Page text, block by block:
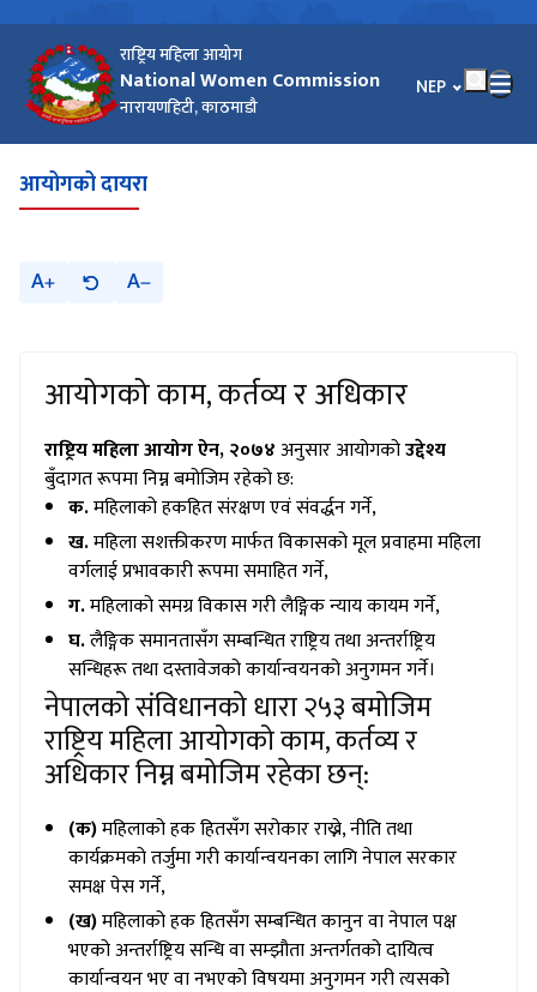
राष्ट्रिय महिला आयोग
National Women Commission
नारायणहिटी, काठमाडौ
भाषा चयन गर्नुहोस्
NEP
आयोगको दायरा
A A
आयोगको काम, कर्तव्य र अधिकार
राष्ट्रिय महिला आयोग ऐन, २०७४अनुसार आयोगकोउद्देश्य
बुँदागत रूपमा निम्न बमोजिम रहेको छ:
क.महिलाको हकहित संरक्षण एवं संवर्द्धन गर्ने,
ख.महिला सशक्तीकरण मार्फत विकासको मूल प्रवाहमा महिला
वर्गलाई प्रभावकारी रूपमा समाहित गर्ने,
ग.महिलाको समग्र विकास गरी लैङ्गिक न्याय कायम गर्ने,
घ.लैङ्गिक समानतासँग सम्बन्धित राष्ट्रिय तथा अन्तर्राष्ट्रिय
सन्धिहरू तथा दस्तावेजको कार्यान्वयनको अनुगमन गर्ने।
नेपालको संविधानको धारा २५३ बमोजिम
राष्ट्रिय महिला आयोगको काम, कर्तव्य र
अधिकार निम्न बमोजिम रहेका छन्:
(क)महिलाको हक हितसँग सरोकार राख्ने, नीति तथा
कार्यक्रमको तर्जुमा गरी कार्यान्वयनका लागि नेपाल सरकार
समक्ष पेस गर्ने,
(ख)महिलाको हक हितसँग सम्बन्धित कानुन वा नेपाल पक्ष
भएको अन्तर्राष्ट्रिय सन्धि वा सम्झौता अन्तर्गतको दायित्व
कार्यान्वयन भए वा नभएको विषयमा अनुगमन गरी त्यसको